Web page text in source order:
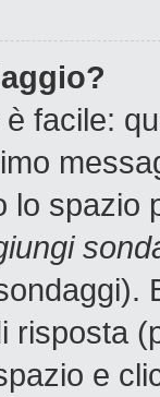
facile:
spazio
risposta
e